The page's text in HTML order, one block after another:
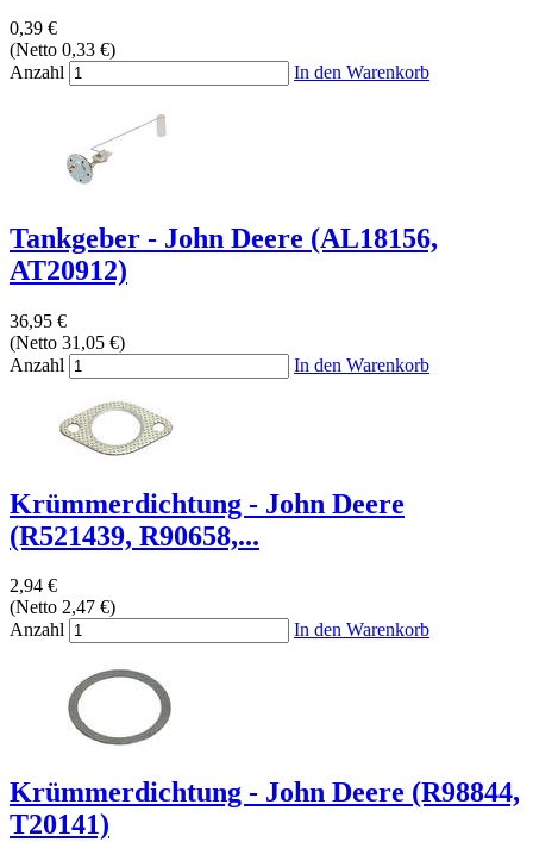
0,39 €
(Netto 0,33 €)
Anzahl
In den Warenkorb
Tankgeber - John Deere (AL18156,
AT20912)
36,95 €
(Netto 31,05 €)
Anzahl
In den Warenkorb
Krümmerdichtung - John Deere
(R521439, R90658,...
2,94 €
(Netto 2,47 €)
Anzahl
In den Warenkorb
Krümmerdichtung - John Deere (R98844,
T20141)